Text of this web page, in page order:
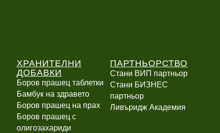
ХРАНИТЕЛНИ
ДОБАВКИ
Боров прашец таблетки
Бамбук на здравето
Боров прашец на прах
Боров прашец с
олигозахариди
ПАРТНЬОРСТВО
Стани ВИП партньор
Стани БИЗНЕС
партньор
Ливъридж Академия